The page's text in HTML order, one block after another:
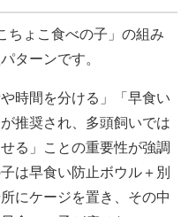
ちょこ食べの子」の組み
ターンです。
時間を分ける」「早食い
推奨され、多頭飼いでは
る」ことの重要性が強調
は早食い防止ボウル＋別
にケージを置き、その中